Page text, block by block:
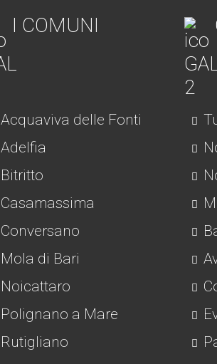
I COMUNI
Acquaviva delle Fonti
Adelfia
Bitritto
Casamassima
Conversano
Mola di Bari
Noicattaro
Polignano a Mare
Rutigliano